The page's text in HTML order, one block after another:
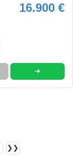
16.900 €
➜
❯❯